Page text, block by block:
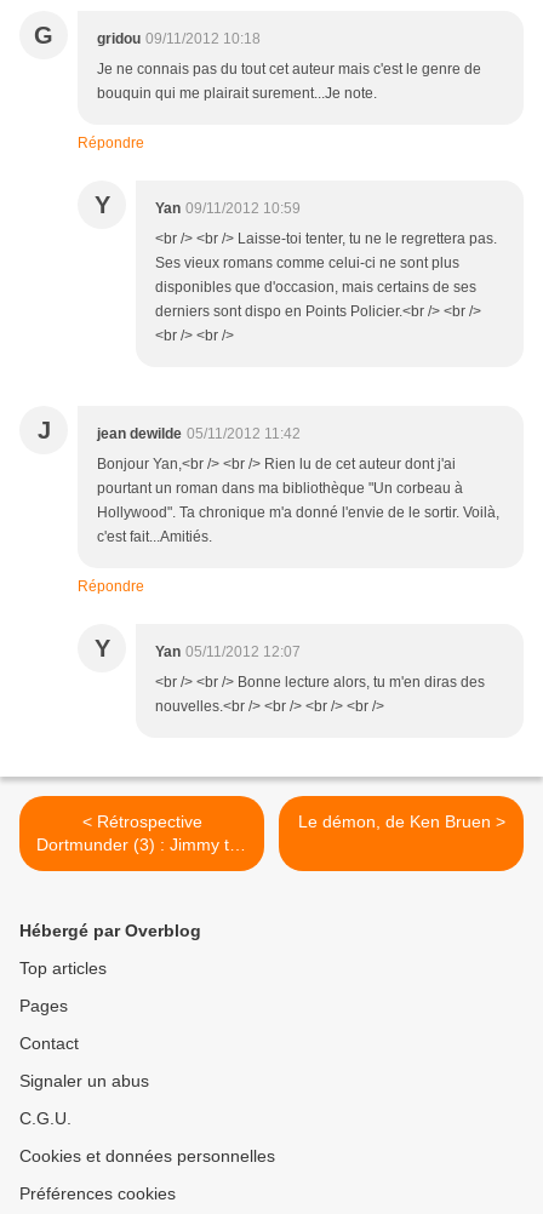
G gridou 09/11/2012 10:18
Je ne connais pas du tout cet auteur mais c'est le genre de
bouquin qui me plairait surement...Je note.
Répondre
Y Yan 09/11/2012 10:59
<br /> <br /> Laisse-toi tenter, tu ne le regrettera pas.
Ses vieux romans comme celui-ci ne sont plus
disponibles que d'occasion, mais certains de ses
derniers sont dispo en Points Policier.<br /> <br />
<br /> <br />
J jean dewilde 05/11/2012 11:42
Bonjour Yan,<br /> <br /> Rien lu de cet auteur dont j'ai
pourtant un roman dans ma bibliothèque "Un corbeau à
Hollywood". Ta chronique m'a donné l'envie de le sortir. Voilà,
c'est fait...Amitiés.
Répondre
Y Yan 05/11/2012 12:07
<br /> <br /> Bonne lecture alors, tu m'en diras des
nouvelles.<br /> <br /> <br /> <br />
< Rétrospective
Dortmunder (3) : Jimmy the
kid, de Donald Westlake
Le démon, de Ken Bruen >
Hébergé par Overblog
Top articles
Pages
Contact
Signaler un abus
C.G.U.
Cookies et données personnelles
Préférences cookies